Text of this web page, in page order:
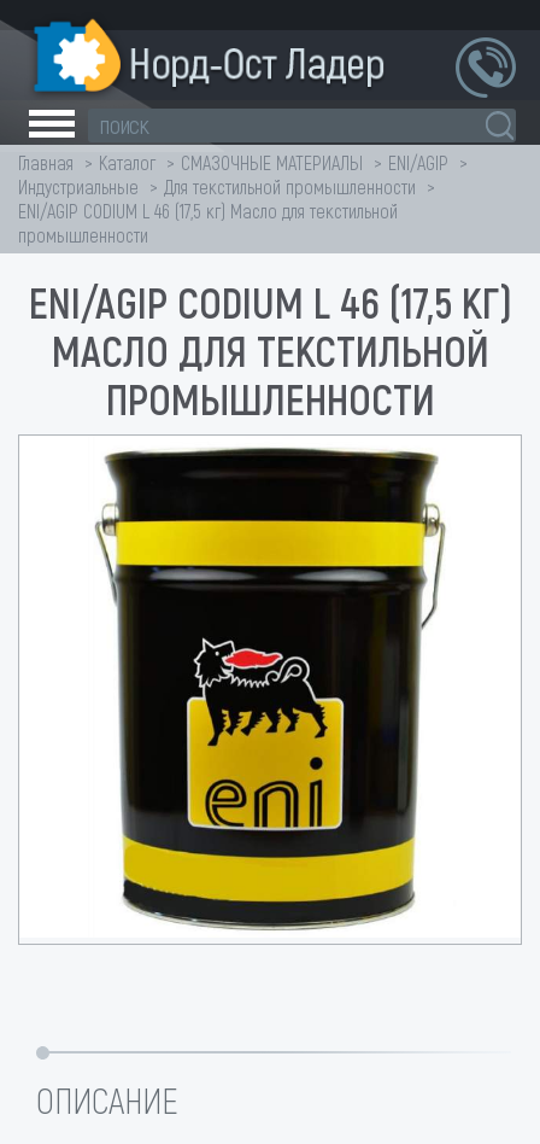
Главная Каталог СМАЗОЧНЫЕ МАТЕРИАЛЫ
ENI/AGIP
Индустриальные
Для текстильной промышленности
ENI/AGIP CODIUM L 46 (17,5 кг) Масло для текстильной
промышленности
ENI/AGIP CODIUM L 46 (17,5 КГ)
МАСЛО ДЛЯ ТЕКСТИЛЬНОЙ
ПРОМЫШЛЕННОСТИ
ОПИСАНИЕ